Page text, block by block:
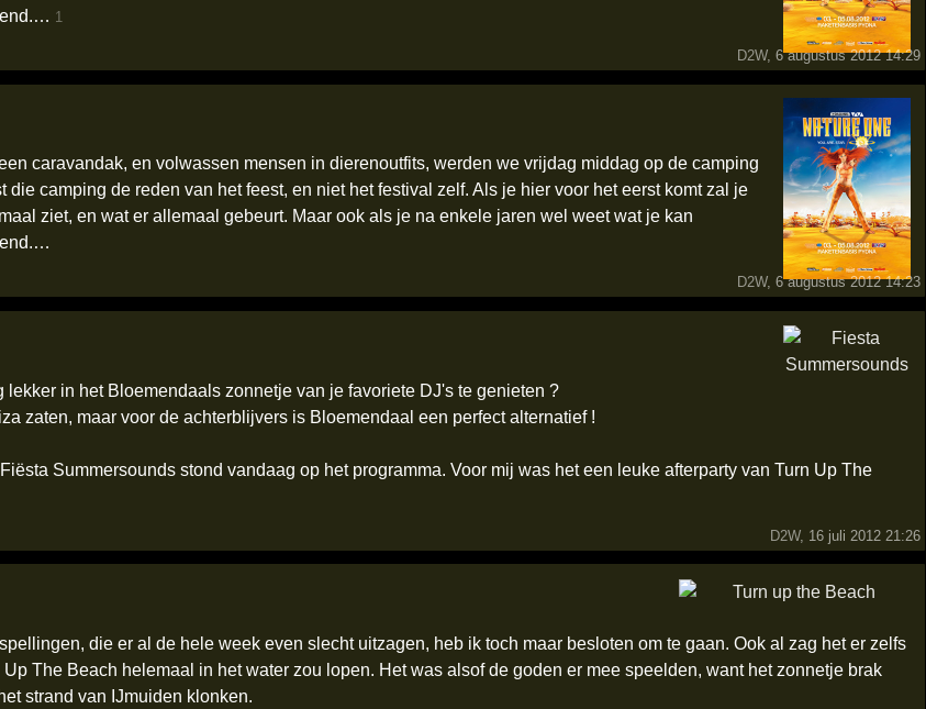
1
D2W, 6 augustus 2012 14:29
caravandak, en volwassen mensen in dierenoutfits, werden we vrijdag middag op de camping
camping de reden van het feest, en niet het festival zelf. Als je hier voor het eerst komt zal je
ziet, en wat er allemaal gebeurt. Maar ook als je na enkele jaren wel weet wat je kan
D2W, 6 augustus 2012 14:23
in het Bloemendaals zonnetje van je favoriete DJ's te genieten ?
zaten, maar voor de achterblijvers is Bloemendaal een perfect alternatief !
Summersounds stond vandaag op het programma. Voor mij was het een leuke afterparty van Turn Up The
D2W, 16 juli 2012 21:26
die er al de hele week even slecht uitzagen, heb ik toch maar besloten om te gaan. Ook al zag het er zelfs
The Beach helemaal in het water zou lopen. Het was alsof de goden er mee speelden, want het zonnetje brak
strand van IJmuiden klonken.